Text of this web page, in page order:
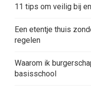
11 tips om veilig bij
Een etentje thuis
regelen
Waarom ik
basisschool